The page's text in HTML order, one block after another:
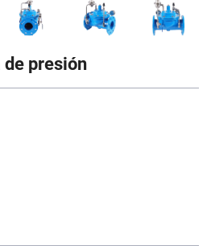
presión